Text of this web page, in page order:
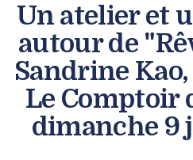
Un atelier et
autour de
Sandrine
Le Comptoir
dimanche 9